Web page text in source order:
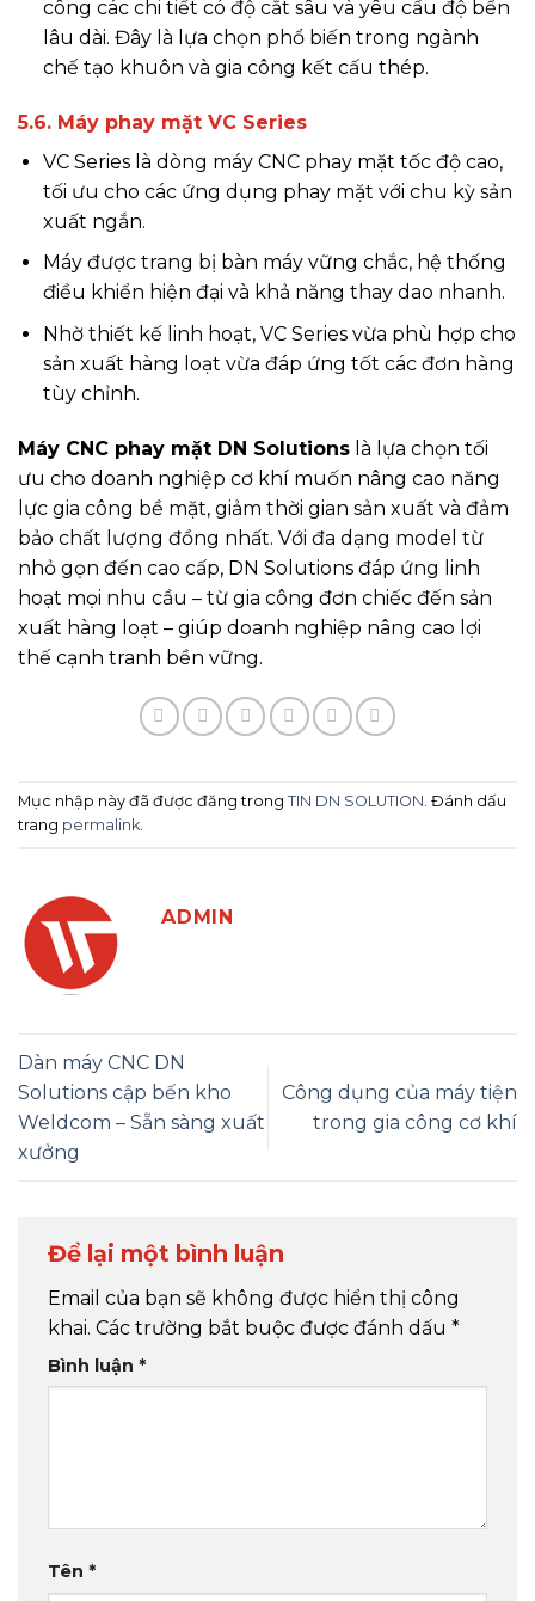
công các chi tiết có độ cắt sâu và yêu cầu độ bền
lâu dài. Đây là lựa chọn phổ biến trong ngành
chế tạo khuôn và gia công kết cấu thép.
5.6. Máy phay mặt VC Series
VC Series là dòng máy CNC phay mặt tốc độ cao,
tối ưu cho các ứng dụng phay mặt với chu kỳ sản
xuất ngắn.
Máy được trang bị bàn máy vững chắc, hệ thống
điều khiển hiện đại và khả năng thay dao nhanh.
Nhờ thiết kế linh hoạt, VC Series vừa phù hợp cho
sản xuất hàng loạt vừa đáp ứng tốt các đơn hàng
tùy chỉnh.
Máy CNC phay mặt DN Solutions là lựa chọn tối
ưu cho doanh nghiệp cơ khí muốn nâng cao năng
lực gia công bề mặt, giảm thời gian sản xuất và đảm
bảo chất lượng đồng nhất. Với đa dạng model từ
nhỏ gọn đến cao cấp, DN Solutions đáp ứng linh
hoạt mọi nhu cầu – từ gia công đơn chiếc đến sản
xuất hàng loạt – giúp doanh nghiệp nâng cao lợi
thế cạnh tranh bền vững.
Mục nhập này đã được đăng trong TIN DN SOLUTION . Đánh dấu
trang permalink
ADMIN
Dàn máy CNC DN
Solutions cập bến kho
Weldcom – Sẵn sàng xuất
xưởng
Công dụng của máy tiện
trong gia công cơ khí
Để lại một bình luận
Email của bạn sẽ không được hiển thị công
khai. Các trường bắt buộc được đánh dấu *
Bình luận *
Tên *